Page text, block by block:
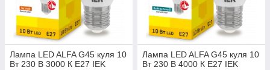
Лампа LED ALFA G45 куля 10
Вт 230 В 3000 К E27 IEK
Лампа LED ALFA G45 куля 10
Вт 230 В 4000 К E27 IEK